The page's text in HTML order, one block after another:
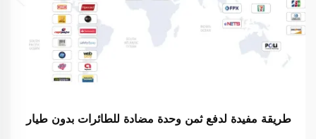
طريقة مفيدة لدفع ثمن وحدة مضادة للطائرات بدون طيار